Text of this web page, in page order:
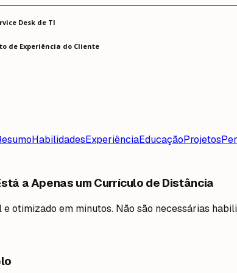
Desk de TI
de Experiência do Cliente
HabilidadesExperiênciaEducaçãoProjetos
a Apenas um Currículo de Distância
otimizado em minutos. Não são necessárias